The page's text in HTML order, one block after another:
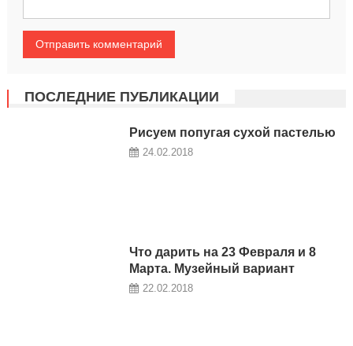
ПОСЛЕДНИЕ ПУБЛИКАЦИИ
Рисуем попугая сухой пастелью
24.02.2018
Что дарить на 23 Февраля и 8
Марта. Музейный вариант
22.02.2018